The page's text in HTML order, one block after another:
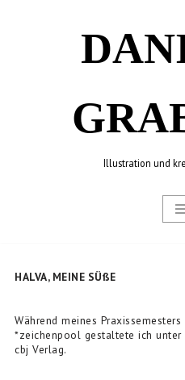
Illustration und
HALVA, MEINE SÜßE
Während meines
*zeichenpool gestaltete ich unter
cbj Verlag.